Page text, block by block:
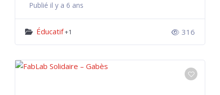
Publié il y a 6 ans
Éducatif+1 316